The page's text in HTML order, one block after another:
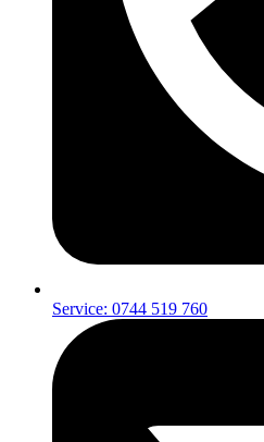
Service: 0744 519 760